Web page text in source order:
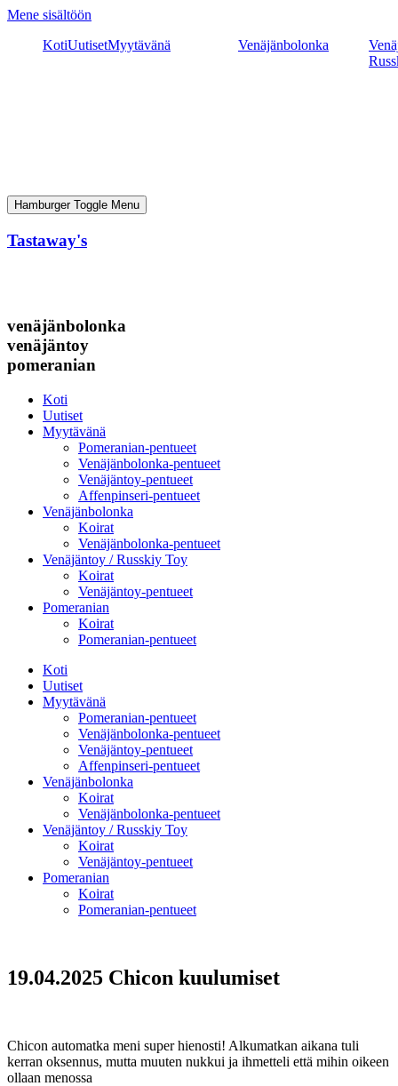
Mene sisältöön
KotiUutisetMyytävänä Venäjänbolonka
Hamburger Toggle Menu
Tastaway's
venäjänbolonka
venäjäntoy
pomeranian
Koti
Uutiset
Myytävänä
Pomeranian-pentueet
Venäjänbolonka-pentueet
Venäjäntoy-pentueet
Affenpinseri-pentueet
Venäjänbolonka
Koirat
Venäjänbolonka-pentueet
Venäjäntoy / Russkiy Toy
Koirat
Venäjäntoy-pentueet
Pomeranian
Koirat
Pomeranian-pentueet
Koti
Uutiset
Myytävänä
Pomeranian-pentueet
Venäjänbolonka-pentueet
Venäjäntoy-pentueet
Affenpinseri-pentueet
Venäjänbolonka
Koirat
Venäjänbolonka-pentueet
Venäjäntoy / Russkiy Toy
Koirat
Venäjäntoy-pentueet
Pomeranian
Koirat
Pomeranian-pentueet
19.04.2025 Chicon kuulumiset
Chicon automatka meni super hienosti! Alkumatkan aikana tuli
kerran oksennus, mutta muuten nukkui ja ihmetteli että mihin oikeen
ollaan menossa